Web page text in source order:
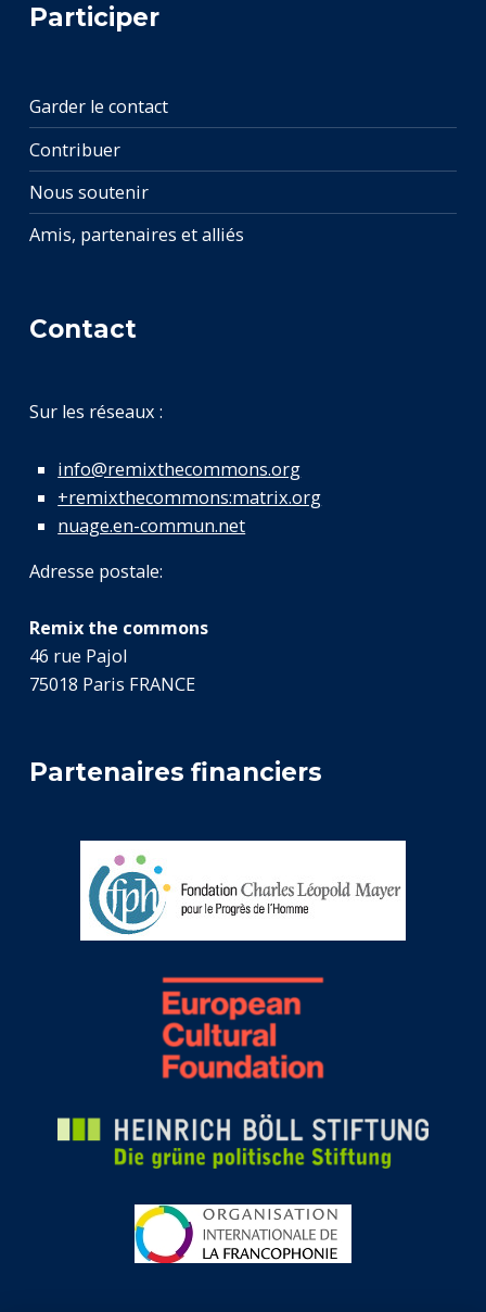
Participer
Garder le contact
Contribuer
Nous soutenir
Amis, partenaires et alliés
Contact
Sur les réseaux :
info@remixthecommons.org
+remixthecommons:matrix.org
nuage.en-commun.net
Adresse postale:
Remix the commons
46 rue Pajol
75018 Paris FRANCE
Partenaires financiers